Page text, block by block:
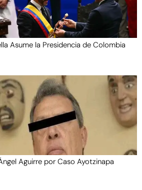
Asume la Presidencia de Colombia
Aguirre por Caso Ayotzinapa